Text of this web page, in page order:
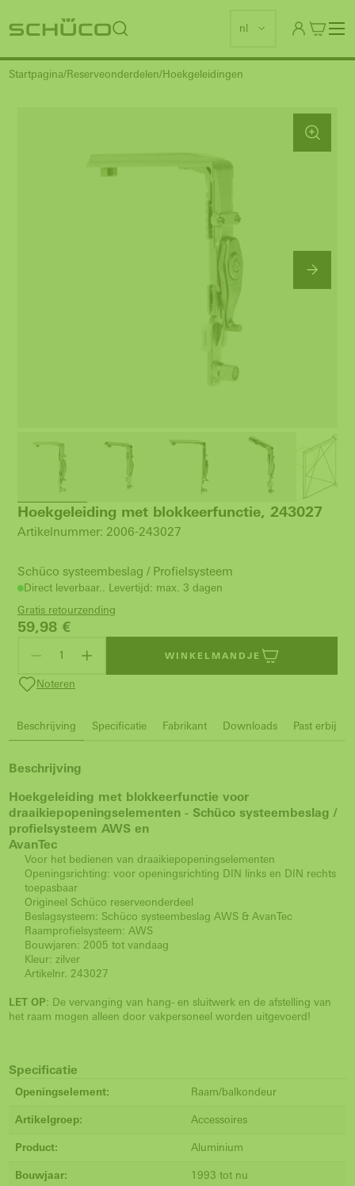
nl
Startpagina Reserveonderdelen Hoekgeleidingen
Hoekgeleiding met blokkeerfunctie, 243027
Artikelnummer: 2006-243027
Schüco systeembeslag / Profielsysteem
Direct leverbaar.. Levertijd: max. 3 dagen
Gratis retourzending
59,98 €
WINKELMANDJE
Noteren
Beschrijving Specificatie Fabrikant Downloads Past erbij
Beschrijving
Hoekgeleiding met blokkeerfunctie voor
draaikiepopeningselementen - Schüco systeembeslag /
profielsysteem AWS en
AvanTec
Voor het bedienen van draaikiepopeningselementen
Openingsrichting: voor openingsrichting DIN links en DIN rechts
toepasbaar
Origineel Schüco reserveonderdeel
Beslagsysteem: Schüco systeembeslag AWS & AvanTec
Raamprofielsysteem: AWS
Bouwjaren: 2005 tot vandaag
Kleur: zilver
Artikelnr. 243027
LET OP: De vervanging van hang- en sluitwerk en de afstelling van
het raam mogen alleen door vakpersoneel worden uitgevoerd!
Specificatie
Openingselement: Raam/balkondeur
Artikelgroep: Accessoires
Product: Aluminium
Bouwjaar: 1993 tot nu